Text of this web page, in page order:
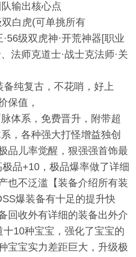
输出核心点
双白虎(可单挑所有
级双虎神·开荒神器[职业
法师克道士·战士克法师·关
备纯复古，不花哨，好上
保值，
体系，免费晋升，附带超
，各种强大打怪增益独创
品儿率觉醒，狠强强首饰最
品+10，极品爆率做了详细
也不泛滥【装备介绍所有装
爆装备有十足的提升快
回收外有详细的装备出外介
10种宝宝，强化了宝宝的
宝宝实力差距巨大，升级极